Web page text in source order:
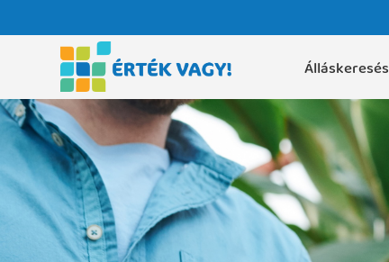
Álláskeresés